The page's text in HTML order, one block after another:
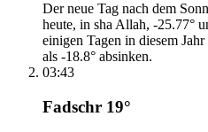
Der neue Tag nach dem
heute, in sha Allah, -25.77°
einigen Tagen in diesem
als -18.8° absinken.
03:43
Fadschr 19°